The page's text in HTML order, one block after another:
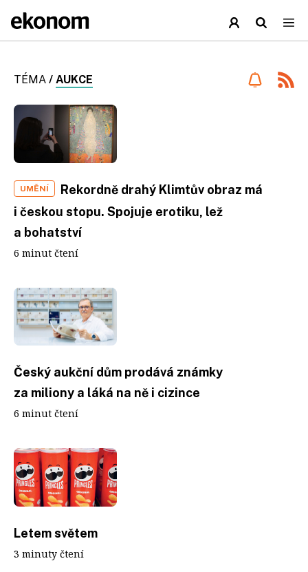
TÉMA / AUKCE
UMĚNÍ
Rekordně drahý Klimtův obraz má
i českou stopu. Spojuje erotiku, lež
a bohatství
6 minut čtení
Český aukční dům prodává známky
za miliony a láká na ně i cizince
6 minut čtení
Letem světem
3 minuty čtení